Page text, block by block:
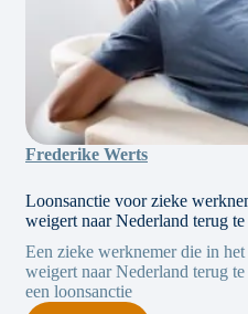
Frederike Werts
Loonsanctie voor zieke
weigert naar Nederland terug
Een zieke werknemer die in
weigert naar Nederland terug
een loonsanctie